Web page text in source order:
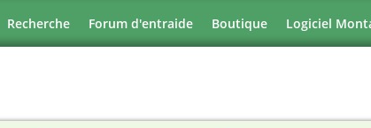
Recherche Forum d'entraide Boutique Logiciel